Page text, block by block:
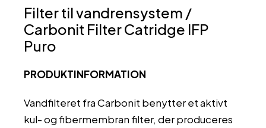
antal
Filter til vandrensystem /
Carbonit Filter Catridge IFP
Puro
PRODUKTINFORMATION
Vandfilteret fra Carbonit benytter et aktivt
kul- og fibermembran filter, der produceres